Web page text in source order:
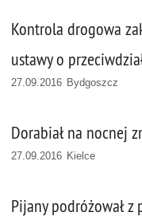
Kontrola drogowa
ustawy o
27.09.2016 Bydgoszcz
Dorabiał na nocnej
27.09.2016 Kielce
Pijany podróżował